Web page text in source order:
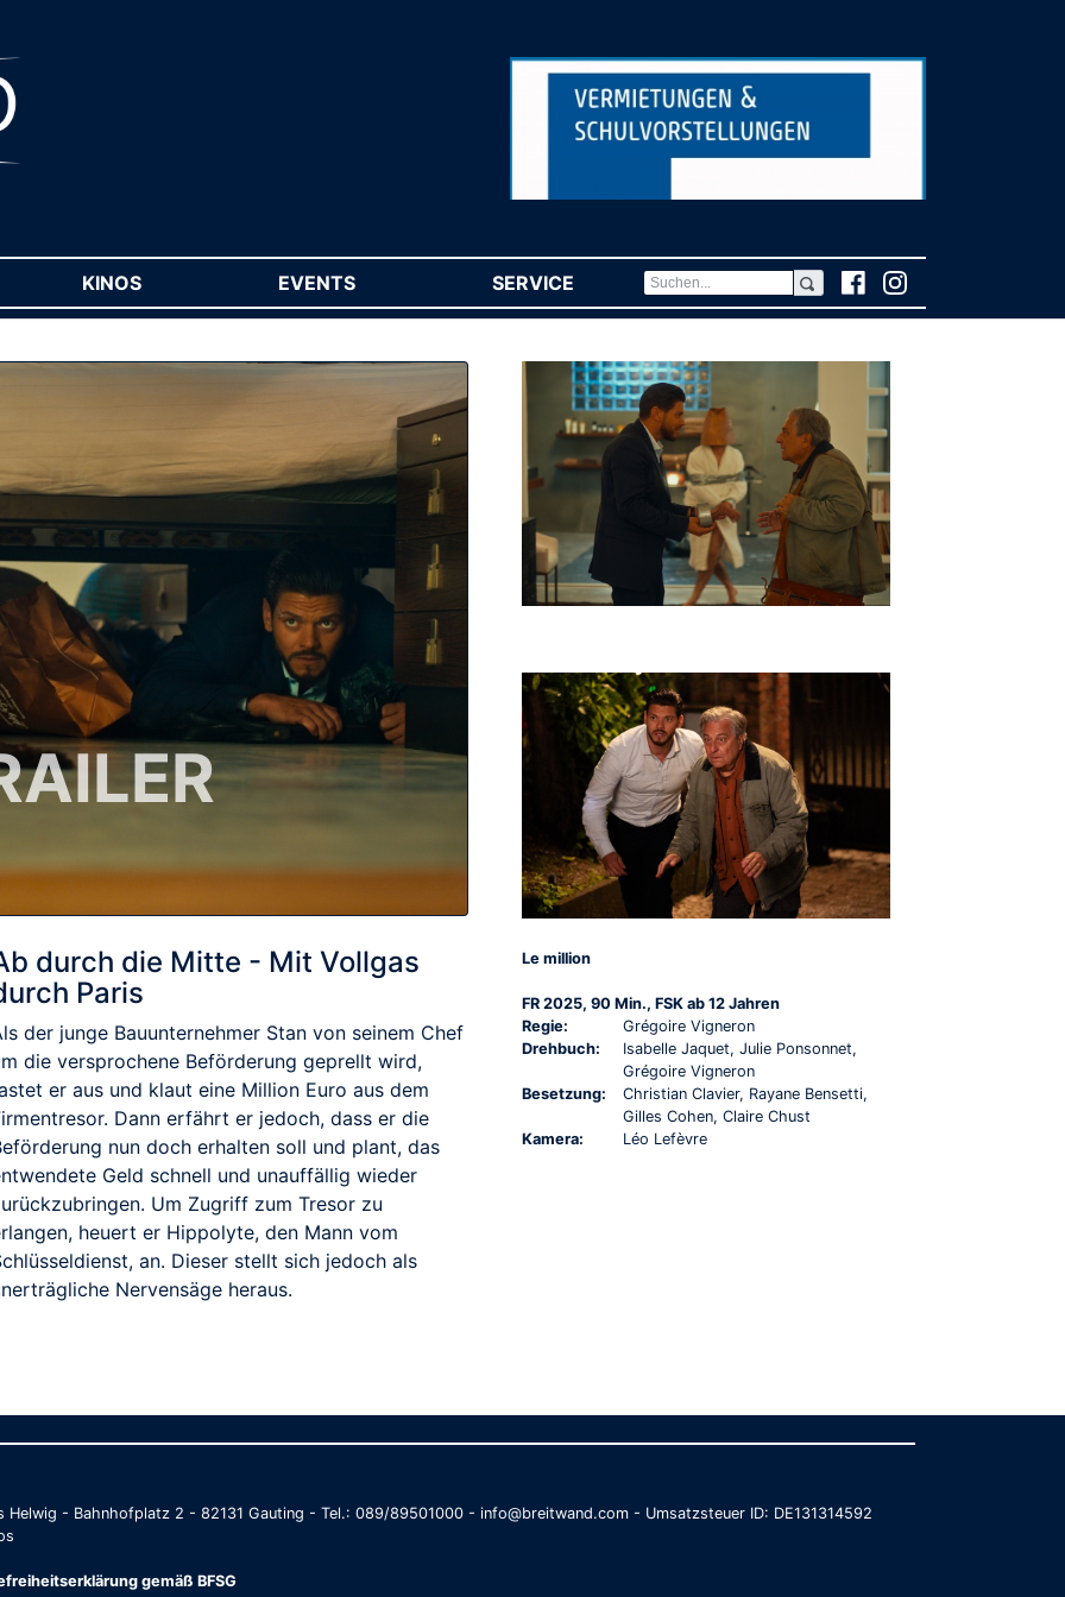
KINOS EVENTS SERVICE (CURRENT)
durch die Mitte - Mit Vollgas
Paris
der junge Bauunternehmer Stan von seinem Chef
die versprochene Beförderung geprellt wird,
er aus und klaut eine Million Euro aus dem
Dann erfährt er jedoch, dass er die
nun doch erhalten soll und plant, das
Geld schnell und unauffällig wieder
Um Zugriff zum Tresor zu
heuert er Hippolyte, den Mann vom
an. Dieser stellt sich jedoch als
Nervensäge heraus.
Le million
FR 2025, 90 Min., FSK ab 12 Jahren
Regie:
Grégoire Vigneron
Drehbuch:
Isabelle Jaquet, Julie Ponsonnet,
Grégoire Vigneron
Besetzung:
Christian Clavier, Rayane Bensetti,
Gilles Cohen, Claire Chust
Kamera:
Léo Lefèvre
- Bahnhofplatz 2 - 82131 Gauting - Tel.: 089/89501000 - info@breitwand.com - Umsatzsteuer ID: DE131314592
gemäß BFSG